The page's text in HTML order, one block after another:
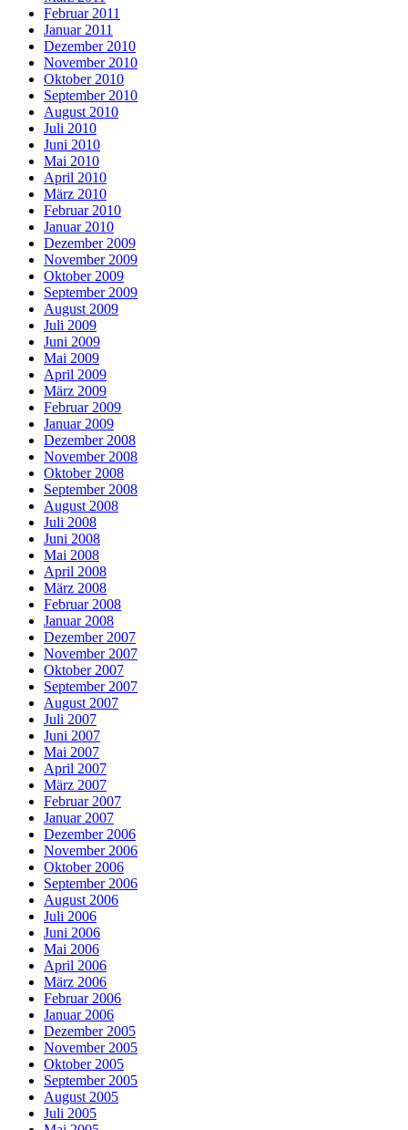
Februar 2011
Januar 2011
Dezember 2010
November 2010
Oktober 2010
September 2010
August 2010
Juli 2010
Juni 2010
Mai 2010
April 2010
März 2010
Februar 2010
Januar 2010
Dezember 2009
November 2009
Oktober 2009
September 2009
August 2009
Juli 2009
Juni 2009
Mai 2009
April 2009
März 2009
Februar 2009
Januar 2009
Dezember 2008
November 2008
Oktober 2008
September 2008
August 2008
Juli 2008
Juni 2008
Mai 2008
April 2008
März 2008
Februar 2008
Januar 2008
Dezember 2007
November 2007
Oktober 2007
September 2007
August 2007
Juli 2007
Juni 2007
Mai 2007
April 2007
März 2007
Februar 2007
Januar 2007
Dezember 2006
November 2006
Oktober 2006
September 2006
August 2006
Juli 2006
Juni 2006
Mai 2006
April 2006
März 2006
Februar 2006
Januar 2006
Dezember 2005
November 2005
Oktober 2005
September 2005
August 2005
Juli 2005